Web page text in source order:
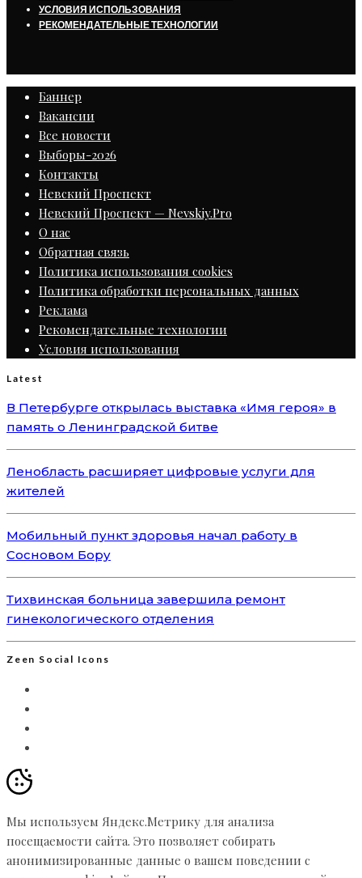
УСЛОВИЯ ИСПОЛЬЗОВАНИЯ
РЕКОМЕНДАТЕЛЬНЫЕ ТЕХНОЛОГИИ
Баннер
Вакансии
Все новости
Выборы-2026
Контакты
Невский Проспект
Невский Проспект — Nevskiy.Pro
О нас
Обратная связь
Политика использования cookies
Политика обработки персональных данных
Реклама
Рекомендательные технологии
Условия использования
Latest
В Петербурге открылась выставка «Имя героя» в
память о Ленинградской битве
Ленобласть расширяет цифровые услуги для
жителей
Мобильный пункт здоровья начал работу в
Сосновом Бору
Тихвинская больница завершила ремонт
гинекологического отделения
Zeen Social Icons
Мы используем Яндекс.Метрику для анализа
посещаемости сайта. Это позволяет собирать
анонимизированные данные о вашем поведении с